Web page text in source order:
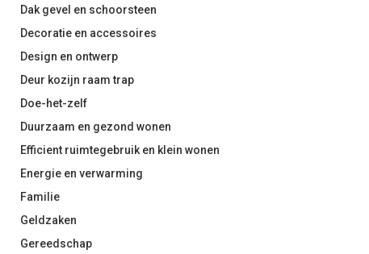
Dak gevel en schoorsteen
Decoratie en accessoires
Design en ontwerp
Deur kozijn raam trap
Doe-het-zelf
Duurzaam en gezond wonen
Efficient ruimtegebruik en klein wonen
Energie en verwarming
Familie
Geldzaken
Gereedschap